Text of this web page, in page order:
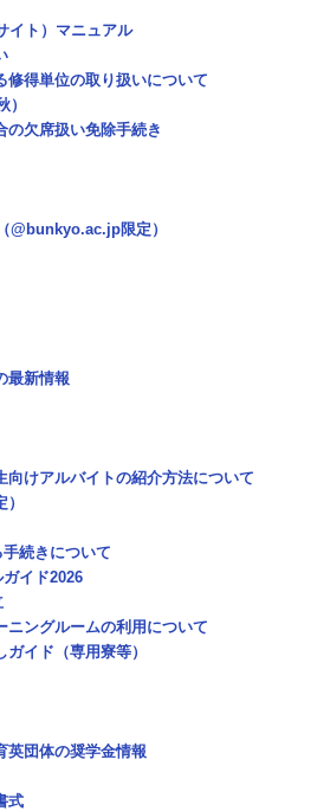
イト）マニュアル
修得単位の取り扱いについて
の欠席扱い免除手続き
@bunkyo.ac.jp限定）
最新情報
向けアルバイトの紹介方法について
手続きについて
イド2026
ニングルームの利用について
イド（専用寮等）
英団体の奨学金情報
式